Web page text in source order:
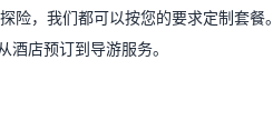
，我们都可以按您的要求定制套餐。
店预订到导游服务。